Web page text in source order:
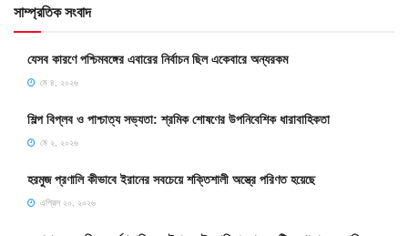
সাম্প্রতিক সংবাদ
যেসব কারণে পশ্চিমবঙ্গের এবারের নির্বাচন ছিল একেবারে অন্যরকম
মে ৪, ২০২৬
শিল্প বিপ্লব ও পাশ্চাত্য সভ্যতা: শ্রমিক শোষণের উপনিবেশিক ধারাবাহিকতা
মে ২, ২০২৬
হরমুজ প্রণালি কীভাবে ইরানের সবচেয়ে শক্তিশালী অস্ত্রে পরিণত হয়েছে
এপ্রিল ২০, ২০২৬